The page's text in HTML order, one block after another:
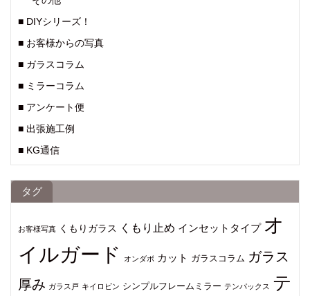
■ DIYシリーズ！
■ お客様からの写真
■ ガラスコラム
■ ミラーコラム
■ アンケート便
■ 出張施工例
■ KG通信
タグ
お客様写真 くもりガラス くもり止め インセットタイプ オ
イルガード
オンダボ カット ガラスコラム ガラス
厚み ガラス戸 キイロビン シンプルフレームミラー テンパックス テ